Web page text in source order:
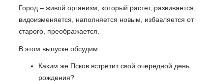
Город – живой организм, который растет, развивается,
видоизменяется, наполняется новым, избавляется от
старого, преображается.
В этом выпуске обсудим:
Каким же Псков встретит свой очередной день
рождения?